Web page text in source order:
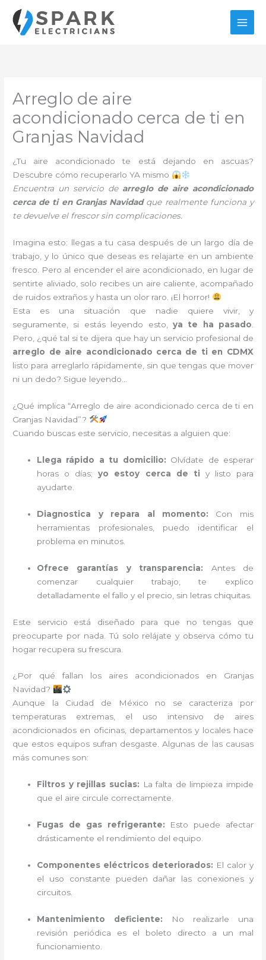
contenido
Arreglo de aire
acondicionado cerca de ti en
Granjas Navidad
¿Tu aire acondicionado te está dejando en ascuas?
Descubre cómo recuperarlo YA mismo
Encuentra un servicio de arreglo de aire acondicionado
cerca de ti en Granjas Navidad que realmente funciona y
te devuelve el frescor sin complicaciones.
Imagina esto: llegas a tu casa después de un largo día de
trabajo, y lo único que deseas es relajarte en un ambiente
fresco. Pero al encender el aire acondicionado, en lugar de
sentirte aliviado, solo recibes un aire caliente, acompañado
de ruidos extraños y hasta un olor raro. ¡El horror!
Esta es una situación que nadie quiere vivir, y
seguramente, si estás leyendo esto, ya te ha pasado
Pero, ¿qué tal si te dijera que hay un servicio profesional de
arreglo de aire acondicionado cerca de ti en CDMX
listo para arreglarlo rápidamente, sin que tengas que mover
ni un dedo? Sigue leyendo…
¿Qué implica “Arreglo de aire acondicionado cerca de ti en
Granjas Navidad”?
Cuando buscas este servicio, necesitas a alguien que:
Llega rápido a tu domicilio: Olvídate de esperar
horas o días;yo estoy cerca de ti y listo para
ayudarte.
Diagnostica y repara al momento: Con mis
herramientas profesionales, puedo identificar el
problema en minutos.
Ofrece garantías y transparencia: Antes de
comenzar cualquier trabajo, te explico
detalladamente el fallo y el precio, sin letras chiquitas.
Este servicio está diseñado para que no tengas que
preocuparte por nada. Tú solo relájate y observa cómo tu
hogar recupera su frescura.
¿Por qué fallan los aires acondicionados en Granjas
Navidad?
Aunque la Ciudad de México no se caracteriza por
temperaturas extremas, el uso intensivo de aires
acondicionados en oficinas, departamentos y locales hace
que estos equipos sufran desgaste. Algunas de las causas
más comunes son:
Filtros y rejillas sucias: La falta de limpieza impide
que el aire circule correctamente.
Fugas de gas refrigerante: Esto puede afectar
drásticamente el rendimiento del equipo.
Componentes eléctricos deteriorados: El calor y
el uso constante pueden dañar las conexiones y
circuitos.
Mantenimiento deficiente: No realizarle una
revisión periódica es el boleto directo a un mal
funcionamiento.